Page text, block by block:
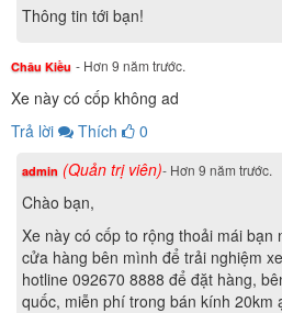
Thông tin tới bạn!
Châu Kiều - Hơn 9 năm trước.
Xe này có cốp không ad
Trả lời
Thích 0
admin (Quản trị viên)- Hơn 9 năm trước.
Chào bạn,
Xe này có cốp to rộng thoải mái bạn
cửa hàng bên mình để trải nghiệm
hotline 092670 8888 để đặt hàng,
quốc, miễn phí trong bán kính 20km